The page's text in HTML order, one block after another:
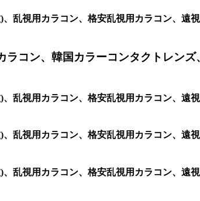
乱視用カラコン、格安乱視用カラコン、
コン、韓国カラーコンタクトレン
乱視用カラコン、格安乱視用カラコン、
乱視用カラコン、格安乱視用カラコン、
乱視用カラコン、格安乱視用カラコン、